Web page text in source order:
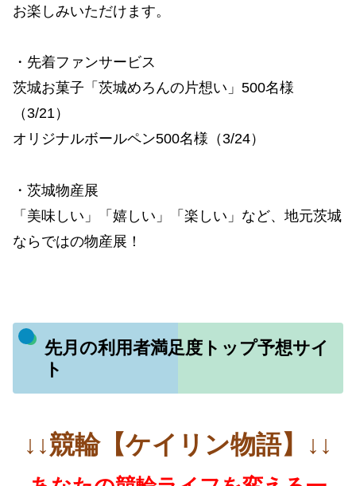
お楽しみいただけます。
・先着ファンサービス
茨城お菓子「茨城めろんの片想い」500名様
（3/21）
オリジナルボールペン500名様（3/24）
・茨城物産展
「美味しい」「嬉しい」「楽しい」など、地元茨城
ならではの物産展！
先月の利用者満足度トップ予想サイ
ト
↓↓競輪【ケイリン物語】↓↓